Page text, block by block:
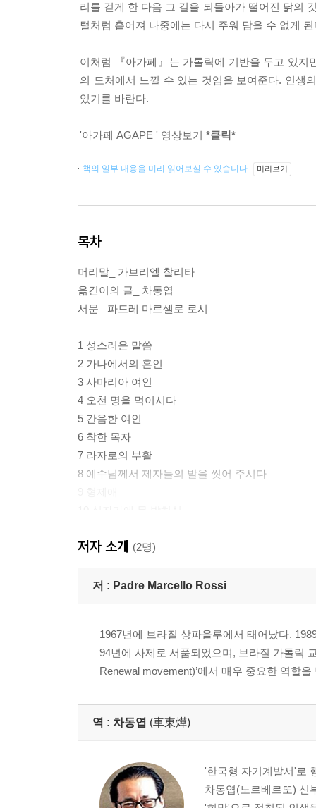
리를 걷게 한 다음 그 길을 되돌아가 떨어진 닭의
털처럼 흩어져 나중에는 다시 주워 담을 수 없게
이처럼 『아가페』는 가톨릭에 기반을 두고 있
의 도처에서 느낄 수 있는 것임을 보여준다. 인생
있기를 바란다.
'아가페 AGAPE ' 영상보기 *클릭*
책의 일부 내용을 미리 읽어보실 수 있습니다. 미리보기
목차
머리말_ 가브리엘 찰리타
옮긴이의 글_ 차동엽
서문_ 파드레 마르셀로 로시
1 성스러운 말씀
2 가나에서의 혼인
3 사마리아 여인
4 오천 명을 먹이시다
5 간음한 여인
6 착한 목자
7 라자로의 부활
8 예수님께서 제자들의 발을 씻어 주시다
10 십자가에 못 박히심
12 베드로의 사랑 고백
저자 소개 (2명)
저 : Padre Marcello Rossi
1967년에 브라질 상파울루에서 태어났다.
94년에 사제로 서품되었으며, 브라질 가톨릭
Renewal movement)’에서 매우 중요한 역할
역 : 차동엽 (車東燁)
'한국형 자기계발서'로
차동엽(노르베르또) 신